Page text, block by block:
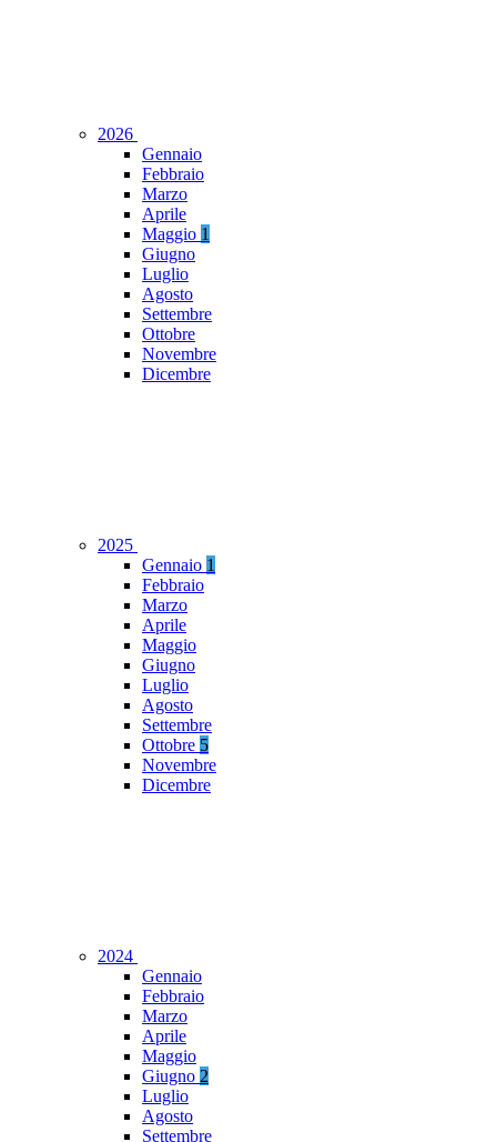
2026
Gennaio
Febbraio
Marzo
Aprile
Maggio 1
Giugno
Luglio
Agosto
Settembre
Ottobre
Novembre
Dicembre
2025
Gennaio 1
Febbraio
Marzo
Aprile
Maggio
Giugno
Luglio
Agosto
Settembre
Ottobre 5
Novembre
Dicembre
2024
Gennaio
Febbraio
Marzo
Aprile
Maggio
Giugno 2
Luglio
Agosto
Settembre